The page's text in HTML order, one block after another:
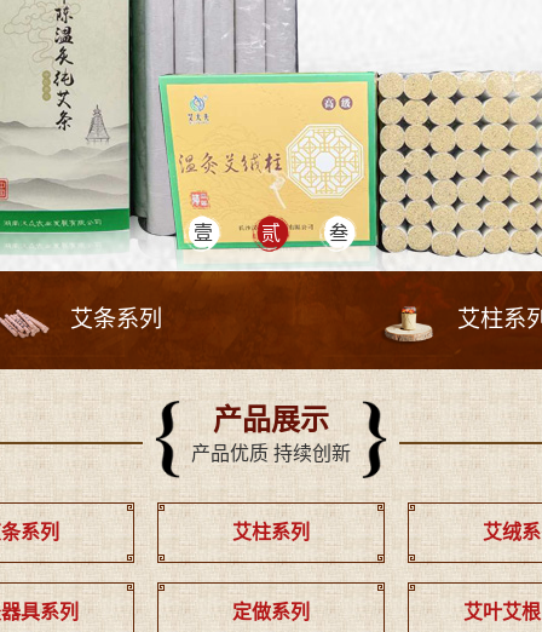
艾条系列 艾柱系
产品展示
产品优质 持续创新
系列 艾柱系列 艾绒
具系列 定做系列 艾叶艾